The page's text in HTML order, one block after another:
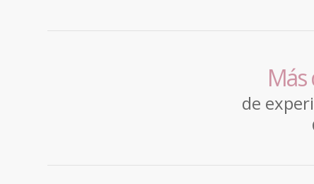
Más
de